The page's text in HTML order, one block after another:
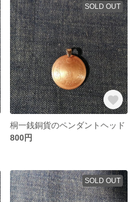
SOLD OUT
桐一銭銅貨のペンダントヘッド
800円
SOLD OUT